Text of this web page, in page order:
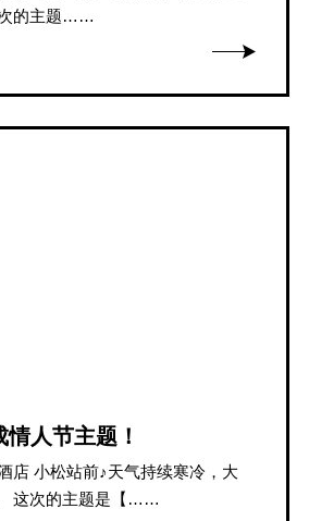
的主题……
人节主题！
店 小松站前♪天气持续寒冷，大
这次的主题是【……